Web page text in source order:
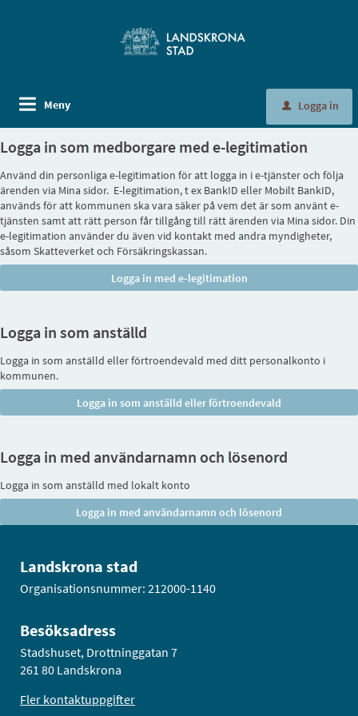
Meny u Logga in
Logga in som medborgare med e-legitimation
Använd din personliga e-legitimation för att logga in i e-tjänster och följa
ärenden via Mina sidor. E-legitimation, t ex BankID eller Mobilt BankID,
används för att kommunen ska vara säker på vem det är som använt e-
tjänsten samt att rätt person får tillgång till rätt ärenden via Mina sidor. Din
e-legitimation använder du även vid kontakt med andra myndigheter,
såsom Skatteverket och Försäkringskassan.
Logga in som anställd
Logga in som anställd eller förtroendevald med ditt personalkonto i
kommunen.
Logga in med användarnamn och lösenord
Logga in som anställd med lokalt konto
Landskrona stad
Organisationsnummer: 212000-1140
Besöksadress
Stadshuset, Drottninggatan 7
261 80 Landskrona
Fler kontaktuppgifter